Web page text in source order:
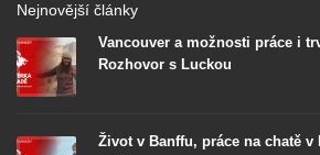
Nejnovější články
Vancouver a možnosti práce i
Rozhovor s Luckou
Život v Banffu, práce na chatě v